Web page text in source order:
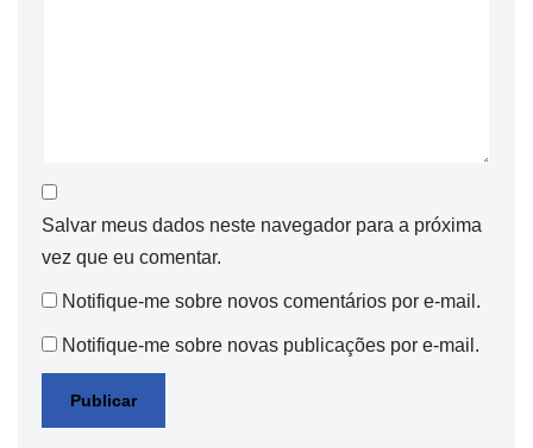
Salvar meus dados neste navegador para a próxima
vez que eu comentar.
Notifique-me sobre novos comentários por e-mail.
Notifique-me sobre novas publicações por e-mail.